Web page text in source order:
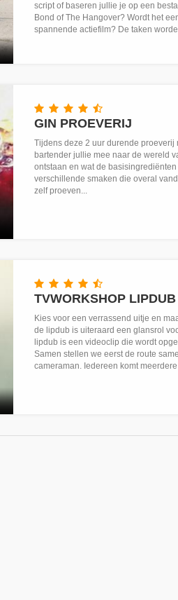
script of baseren jullie je op een
Bond of The Hangover? Wordt het
spannende actiefilm? De taken
GIN PROEVERIJ
Tijdens deze 2 uur durende proeverij
bartender jullie mee naar de wereld
ontstaan en wat de
verschillende smaken die overal
zelf proeven...
TVWORKSHOP
Kies voor een verrassend uitje en
de lipdub is uiteraard een glansrol
lipdub is een videoclip die wordt
Samen stellen we eerst de route
cameraman. Iedereen komt